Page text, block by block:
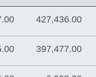
427,436.00
397,477.00